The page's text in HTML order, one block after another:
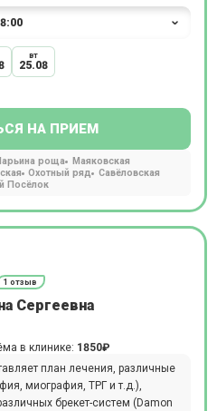
вт
25.08
НА ПРИЕМ
роща
Маяковская
Охотный ряд
Савёловская
Посёлок
1 отзыв
Сергеевна
в клинике: 1850₽
план лечения, различные
миография, ТРГ и т.д.),
брекет-систем (Damon